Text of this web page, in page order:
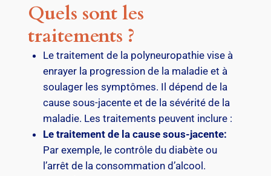
Quels sont les
traitements ?
Le traitement de la polyneuropathie vise à
enrayer la progression de la maladie et à
soulager les symptômes. Il dépend de la
cause sous-jacente et de la sévérité de la
maladie. Les traitements peuvent inclure :
Le traitement de la cause sous-jacente:
Par exemple, le contrôle du diabète ou
l’arrêt de la consommation d’alcool.